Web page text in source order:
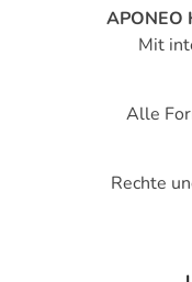
APONEO
Mit
Alle
Rechte